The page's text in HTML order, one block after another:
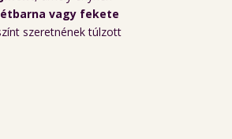
vagy fekete
szeretnének túlzott